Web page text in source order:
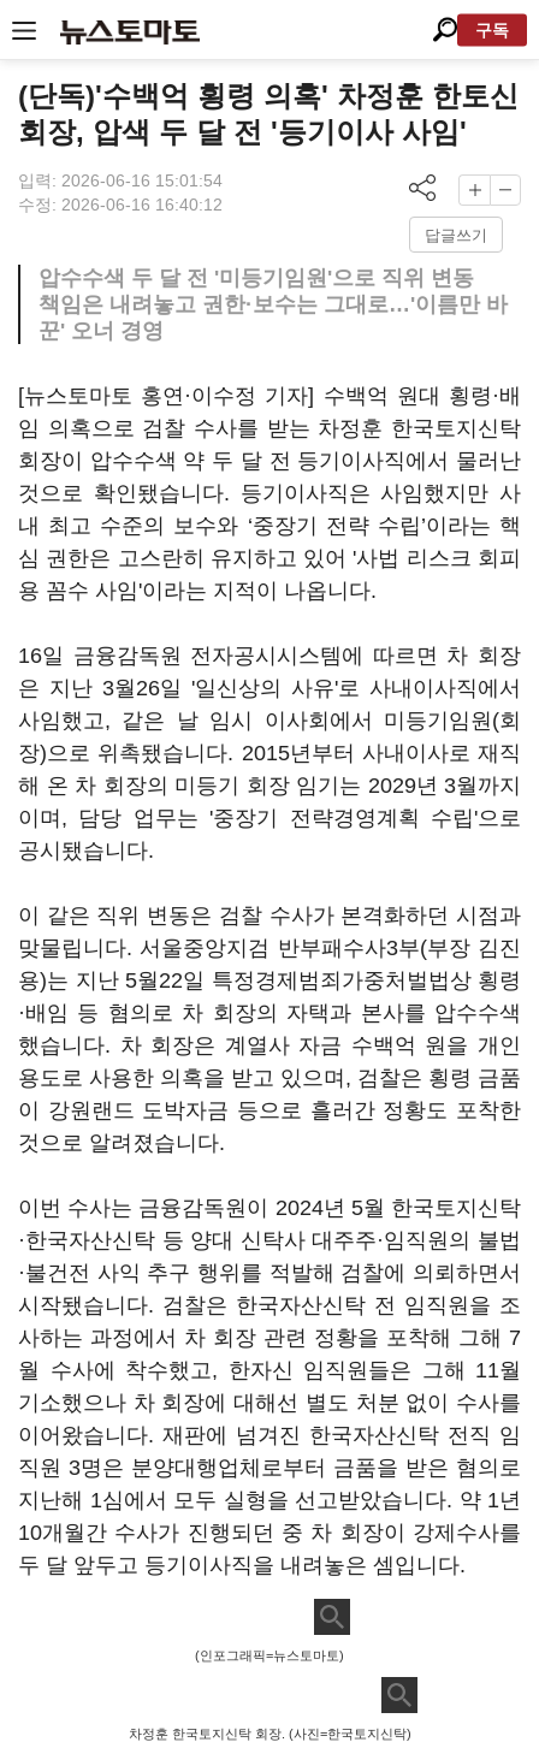
구독
(단독)'수백억 횡령 의혹' 차정훈 한토신
회장, 압색 두 달 전 '등기이사 사임'
입력: 2026-06-16 15:01:54
수정: 2026-06-16 16:40:12
답글쓰기
압수수색 두 달 전 '미등기임원'으로 직위 변동
책임은 내려놓고 권한·보수는 그대로…'이름만 바
꾼' 오너 경영
[뉴스토마토 홍연·이수정 기자] 수백억 원대 횡령·배
임 의혹으로 검찰 수사를 받는 차정훈 한국토지신탁
회장이 압수수색 약 두 달 전 등기이사직에서 물러난
것으로 확인됐습니다. 등기이사직은 사임했지만 사
내 최고 수준의 보수와 ‘중장기 전략 수립’이라는 핵
심 권한은 고스란히 유지하고 있어 '사법 리스크 회피
용 꼼수 사임'이라는 지적이 나옵니다.
16일 금융감독원 전자공시시스템에 따르면 차 회장
은 지난 3월26일 '일신상의 사유'로 사내이사직에서
사임했고, 같은 날 임시 이사회에서 미등기임원(회
장)으로 위촉됐습니다. 2015년부터 사내이사로 재직
해 온 차 회장의 미등기 회장 임기는 2029년 3월까지
이며, 담당 업무는 '중장기 전략경영계획 수립'으로
공시됐습니다.
이 같은 직위 변동은 검찰 수사가 본격화하던 시점과
맞물립니다. 서울중앙지검 반부패수사3부(부장 김진
용)는 지난 5월22일 특정경제범죄가중처벌법상 횡령
·배임 등 혐의로 차 회장의 자택과 본사를 압수수색
했습니다. 차 회장은 계열사 자금 수백억 원을 개인
용도로 사용한 의혹을 받고 있으며, 검찰은 횡령 금품
이 강원랜드 도박자금 등으로 흘러간 정황도 포착한
것으로 알려졌습니다.
이번 수사는 금융감독원이 2024년 5월 한국토지신탁
·한국자산신탁 등 양대 신탁사 대주주·임직원의 불법
·불건전 사익 추구 행위를 적발해 검찰에 의뢰하면서
시작됐습니다. 검찰은 한국자산신탁 전 임직원을 조
사하는 과정에서 차 회장 관련 정황을 포착해 그해 7
월 수사에 착수했고, 한자신 임직원들은 그해 11월
기소했으나 차 회장에 대해선 별도 처분 없이 수사를
이어왔습니다. 재판에 넘겨진 한국자산신탁 전직 임
직원 3명은 분양대행업체로부터 금품을 받은 혐의로
지난해 1심에서 모두 실형을 선고받았습니다. 약 1년
10개월간 수사가 진행되던 중 차 회장이 강제수사를
두 달 앞두고 등기이사직을 내려놓은 셈입니다.
(인포그래픽=뉴스토마토)
차정훈 한국토지신탁 회장. (사진=한국토지신탁)